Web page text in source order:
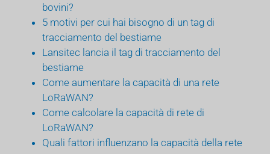
bovini?
5 motivi per cui hai bisogno di un tag di
tracciamento del bestiame
Lansitec lancia il tag di tracciamento del
bestiame
Come aumentare la capacità di una rete
LoRaWAN?
Come calcolare la capacità di rete di
LoRaWAN?
Quali fattori influenzano la capacità della rete